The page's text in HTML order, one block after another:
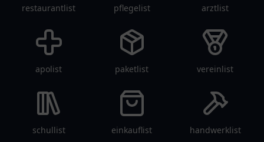
restaurantlist pflegelist arztlist
apolist paketlist vereinlist
schullist einkauflist handwerklist